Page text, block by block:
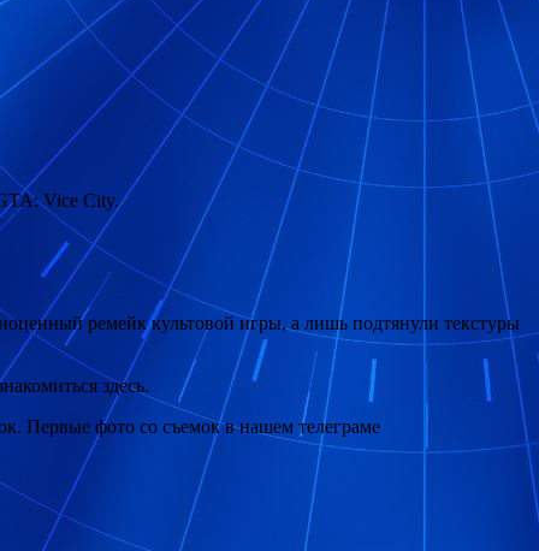
Vice City.
ремейк культовой игры, а лишь подтянули текстуры
здесь.
Первые фото со съемок в нашем телеграме